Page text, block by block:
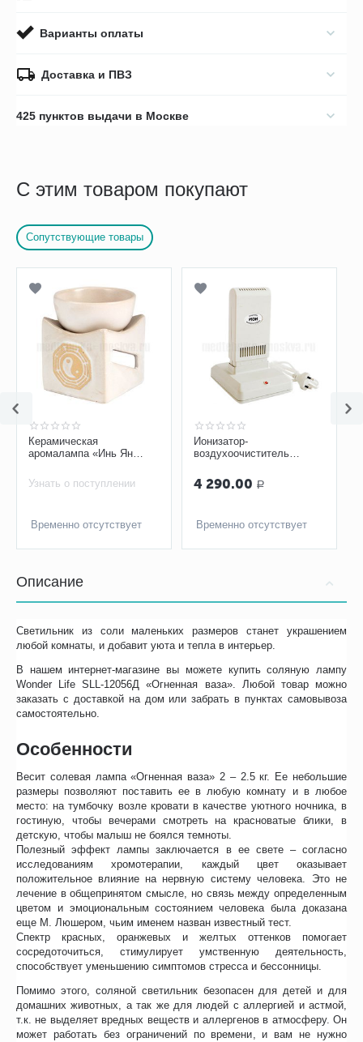
Варианты оплаты
Доставка и ПВЗ
425 пунктов выдачи в Москве
С этим товаром покупают
Сопутствующие товары
Керамическая
аромалампа «Инь Ян
Узнать о поступлении
Временно отсутствует
Ионизатор-
воздухоочиститель
4 290.00 Р
Временно отсутствует
Описание
Светильник из соли маленьких размеров станет украшением
любой комнаты, и добавит уюта и тепла в интерьер.
В нашем интернет-магазине вы можете купить соляную лампу
Wonder Life SLL-12056Д «Огненная ваза». Любой товар можно
заказать с доставкой на дом или забрать в пунктах самовывоза
самостоятельно.
Особенности
Весит солевая лампа «Огненная ваза» 2 – 2.5 кг. Ее небольшие
размеры позволяют поставить ее в любую комнату и в любое
место: на тумбочку возле кровати в качестве уютного ночника, в
гостиную, чтобы вечерами смотреть на красноватые блики, в
детскую, чтобы малыш не боялся темноты.
Полезный эффект лампы заключается в ее свете – согласно
исследованиям хромотерапии, каждый цвет оказывает
положительное влияние на нервную систему человека. Это не
лечение в общепринятом смысле, но связь между определенным
цветом и эмоциональным состоянием человека была доказана
еще М. Люшером, чьим именем назван известный тест.
Спектр красных, оранжевых и желтых оттенков помогает
сосредоточиться, стимулирует умственную деятельность,
способствует уменьшению симптомов стресса и бессонницы.
Помимо этого, соляной светильник безопасен для детей и для
домашних животных, а так же для людей с аллергией и астмой,
т.к. не выделяет вредных веществ и аллергенов в атмосферу. Он
может работать без ограничений по времени, и вам не нужно